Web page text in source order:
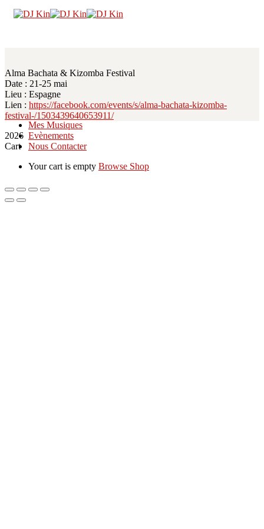
Accueil
A propos
Mes Musiques
Evènements
Nous Contacter
Alma Bachata & Kizomba Festival
Date : 21-25 mai
Lieu : Espagne
Lien : https://facebook.com/events/s/alma-bachata-kizomba-
festival-/1503439640653911/
2026
Cart
Your cart is empty Browse Shop